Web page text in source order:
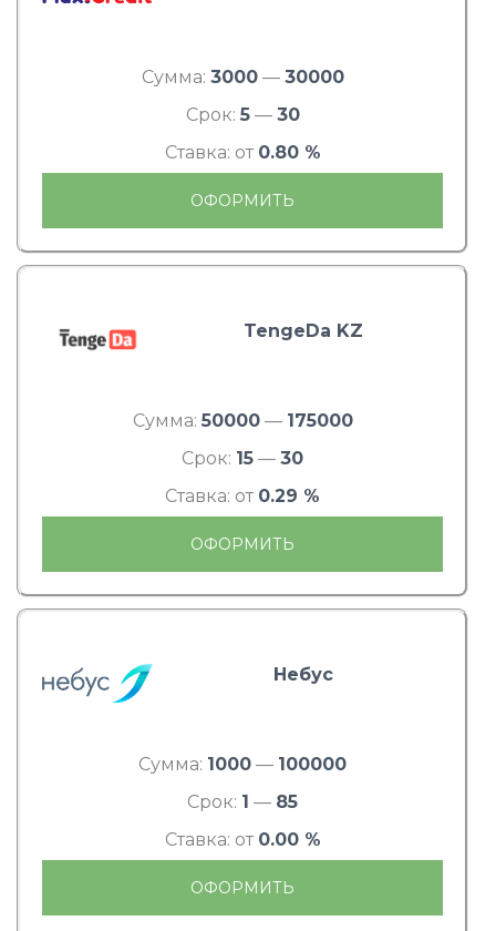
Сумма: 3000— 30000
Срок: 5— 30
Ставка: от 0.80 %
ОФОРМИТЬ
TengeDa KZ
Сумма: 50000— 175000
Срок: 15 — 30
Ставка: от 0.29 %
ОФОРМИТЬ
Небус
Сумма: 1000 — 100000
Срок: 1 — 85
Ставка: от 0.00 %
ОФОРМИТЬ